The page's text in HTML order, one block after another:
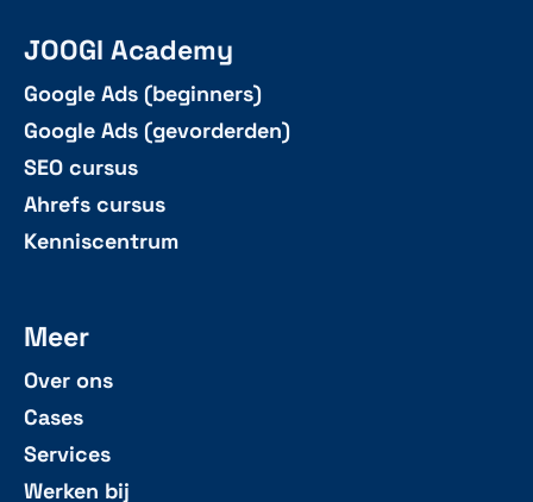
JOOGI Academy
Google Ads (beginners)
Google Ads (gevorderden)
SEO cursus
Ahrefs cursus
Kenniscentrum
Meer
Over ons
Cases
Services
Werken bij